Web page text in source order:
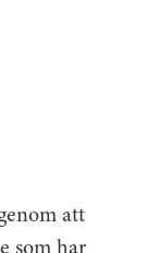
att
som har